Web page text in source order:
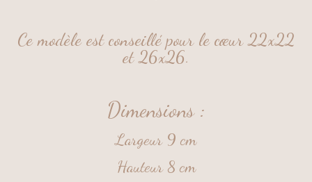
Ce modèle est conseillé pour le cœur 22x22
et 26x26.
Dimensions :
Largeur 9 cm
Hauteur 8 cm